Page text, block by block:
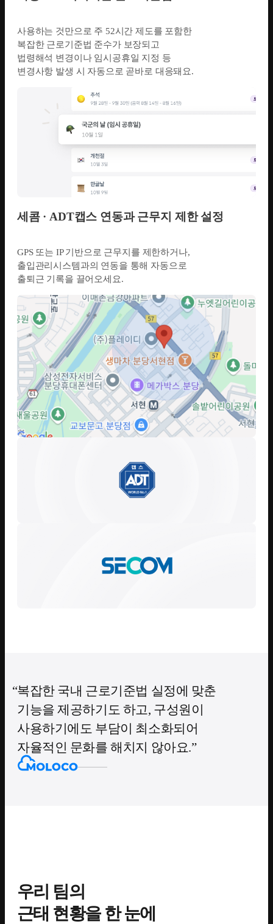
사용하는 것만으로 주 52시간 제도를 포함한
복잡한 근로기준법 준수가 보장되고
법령해석 변경이나 임시공휴일 지정 등
변경사항 발생 시 자동으로 곧바로 대응돼요.
세콤 · ADT캡스 연동과 근무지 제한 설정
GPS 또는 IP 기반으로 근무지를 제한하거나,
출입관리시스템과의 연동을 통해 자동으로
출퇴근 기록을 끌어오세요.
복잡한 국내 근로기준법 실정에 맞춘
기능을 제공하기도 하고, 구성원이
사용하기에도 부담이 최소화되어
자율적인 문화를 해치지 않아요.
우리 팀의
근태 현황을 한 눈에